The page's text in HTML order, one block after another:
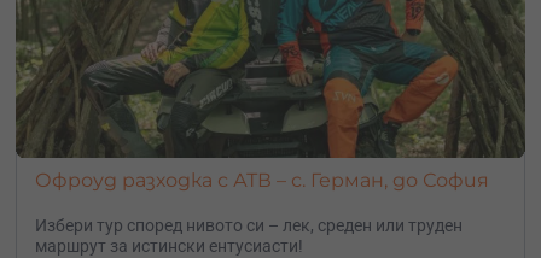
Офроуд разходка с АТВ – с. Герман, до София
Избери тур според нивото си – лек, среден или труден
маршрут за истински ентусиасти!